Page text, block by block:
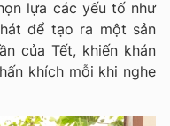
lựa các yếu tố như
để tạo ra một sản
của Tết, khiến khán
khích mỗi khi nghe